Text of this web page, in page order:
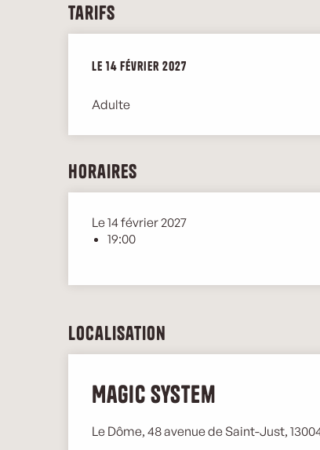
Tarifs
Le 14 février 2027
Le 14 février 2027
Adulte
Horaires
Le 14 février 2027
19:00
Localisation
Magic System
Le Dôme, 48 avenue de Saint­-Just,